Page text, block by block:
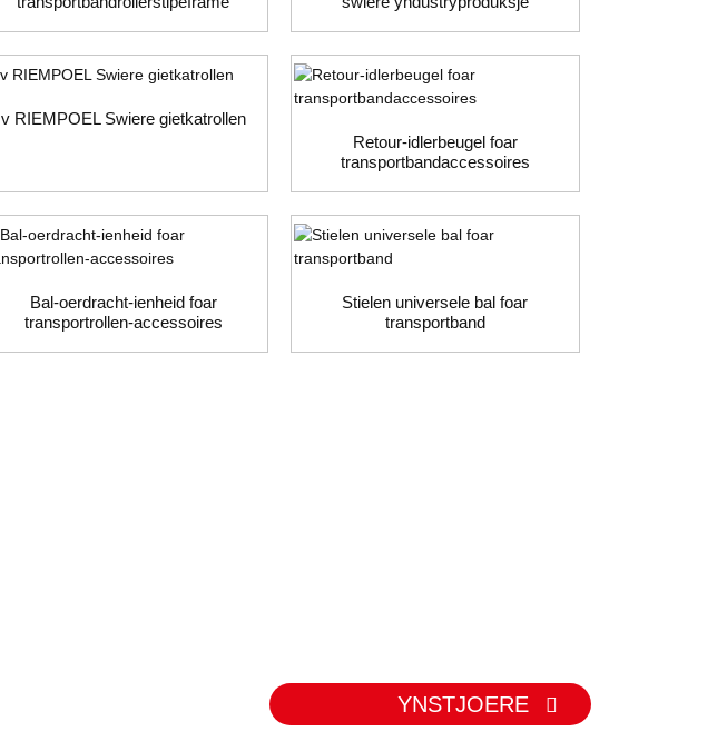
v RIEMPOEL Swiere gietkatrollen
Retour-idlerbeugel foar
transportbandaccessoires
Bal-oerdracht-ienheid foar
transportrollen-accessoires
Stielen universele bal foar
transportband
YNSTJOERE